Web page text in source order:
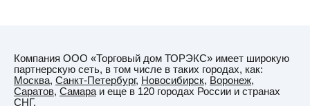
Компания ООО «Торговый дом ТОРЭКС» имеет широкую
партнерскую сеть, в том числе в таких городах, как:
Москва, Санкт-Петербург, Новосибирск, Воронеж,
Саратов, Самараи еще в 120 городах России и странах
СНГ.